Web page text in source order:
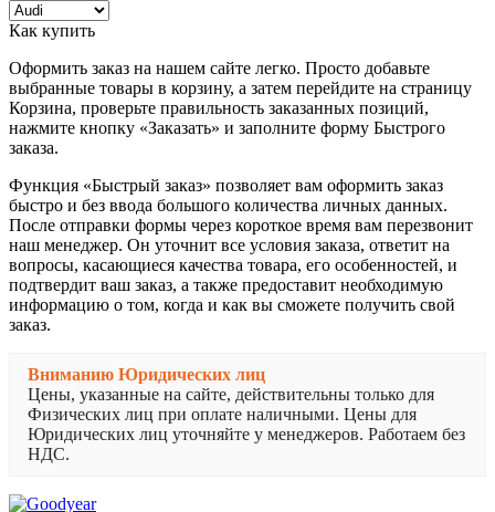
Как купить
Оформить заказ на нашем сайте легко. Просто добавьте
выбранные товары в корзину, а затем перейдите на страницу
Корзина, проверьте правильность заказанных позиций,
нажмите кнопку «Заказать» и заполните форму Быстрого
заказа.
Функция «Быстрый заказ» позволяет вам оформить заказ
быстро и без ввода большого количества личных данных.
После отправки формы через короткое время вам перезвонит
наш менеджер. Он уточнит все условия заказа, ответит на
вопросы, касающиеся качества товара, его особенностей, и
подтвердит ваш заказ, а также предоставит необходимую
информацию о том, когда и как вы сможете получить свой
заказ.
Вниманию Юридических лиц
Цены, указанные на сайте, действительны только для
Физических лиц при оплате наличными. Цены для
Юридических лиц уточняйте у менеджеров. Работаем без
НДС.